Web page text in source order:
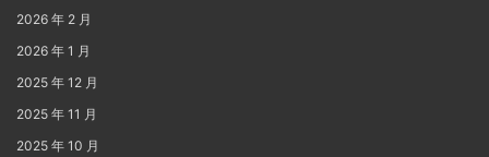
2026 年 2 月
2026 年 1 月
2025 年 12 月
2025 年 11 月
2025 年 10 月